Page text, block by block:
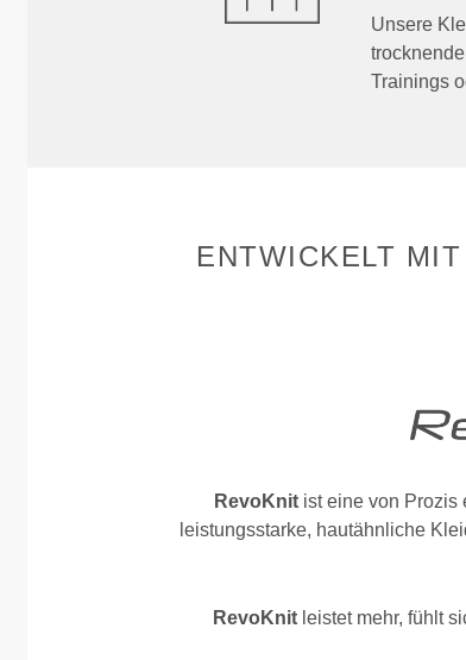
Unsere
Trainings
ENTWICKELT MIT
RevoKnitist eine von Prozis
leistungsstarke, hautähnliche
RevoKnitleistet mehr, fühlt